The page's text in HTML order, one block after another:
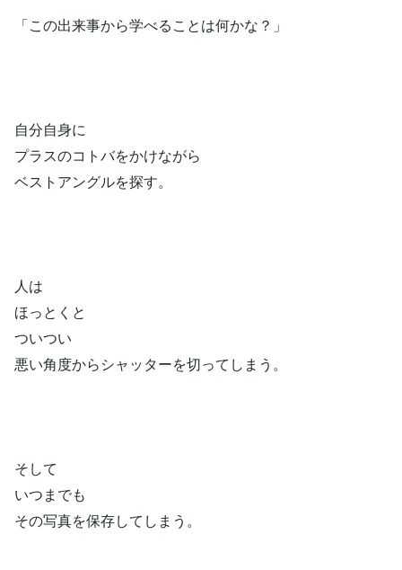
「この出来事から学べることは何かな？」
自分自身に
プラスのコトバをかけながら
ベストアングルを探す。
人は
ほっとくと
ついつい
悪い角度からシャッターを切ってしまう。
そして
いつまでも
その写真を保存してしまう。